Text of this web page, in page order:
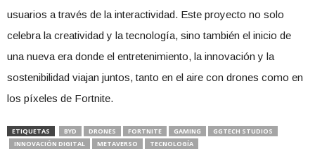
usuarios a través de la interactividad. Este proyecto no solo
celebra la creatividad y la tecnología, sino también el inicio de
una nueva era donde el entretenimiento, la innovación y la
sostenibilidad viajan juntos, tanto en el aire con drones como en
los píxeles de Fortnite.
ETIQUETAS BYD DRONES FORTNITE GAMING
GGTECH STUDIOS
INNOVACIÓN DIGITAL
METAVERSO
TECNOLOGÍA